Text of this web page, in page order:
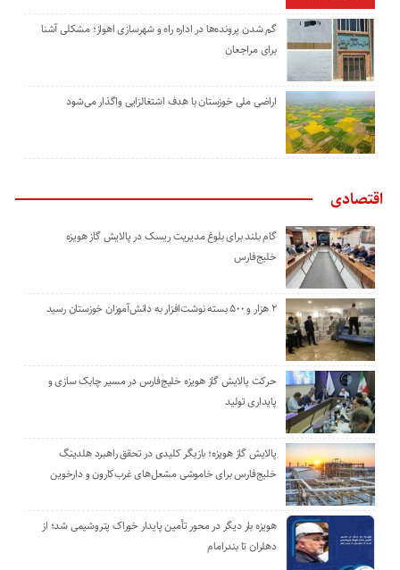
گم شدن پرونده‌ها در اداره راه و شهرسازی اهواز؛ مشکلی آشنا
برای مراجعان
اراضی ملی خوزستان با هدف اشتغالزایی واگذار می‌شود
اقتصادی
گام بلند برای بلوغ مدیریت ریسک در پالایش گاز هویزه
خلیج‌فارس
۲ هزار و ۵۰۰ بسته نوشت‌افزار به دانش‌آموزان خوزستان رسید
حرکت پالایش گاز هویزه خلیج‌فارس در مسیر چابک سازی و
پایداری تولید
پالایش گاز هویزه؛ بازیگر کلیدی در تحقق راهبرد هلدینگ
خلیج‌فارس برای خاموشی مشعل‌های غرب‌کارون و دارخوین
هویزه بار دیگر در محور تأمین پایدار خوراک پتروشیمی شد؛ از
دهلران تا بندرامام